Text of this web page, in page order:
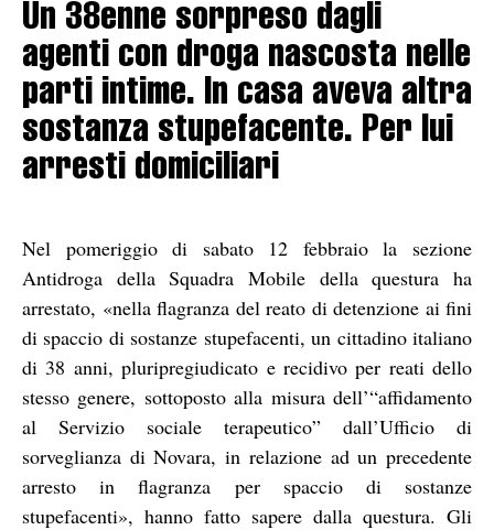
Un 38enne sorpreso dagli
agenti con droga nascosta nelle
parti intime. In casa aveva altra
sostanza stupefacente. Per lui
arresti domiciliari
Nel pomeriggio di sabato 12 febbraio la sezione
Antidroga della Squadra Mobile della questura ha
arrestato, «nella flagranza del reato di detenzione ai fini
di spaccio di sostanze stupefacenti, un cittadino italiano
di 38 anni, pluripregiudicato e recidivo per reati dello
stesso genere, sottoposto alla misura dell’“affidamento
al Servizio sociale terapeutico” dall’Ufficio di
sorveglianza di Novara, in relazione ad un precedente
arresto in flagranza per spaccio di sostanze
stupefacenti», hanno fatto sapere dalla questura. Gli